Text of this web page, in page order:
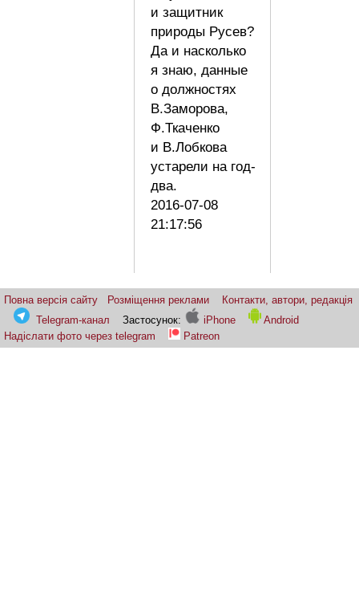
и защитник
природы Русев?
Да и насколько
я знаю, данные
о должностях
В.Заморова,
Ф.Ткаченко
и В.Лобкова
устарели на год-
два.
2016-07-08
21:17:56
Повна версія сайту Розміщення реклами
Контакти, автори, редакція
Telegram-канал
Застосунок: iPhone
Android
Надіслати фото через telegram
Patreon